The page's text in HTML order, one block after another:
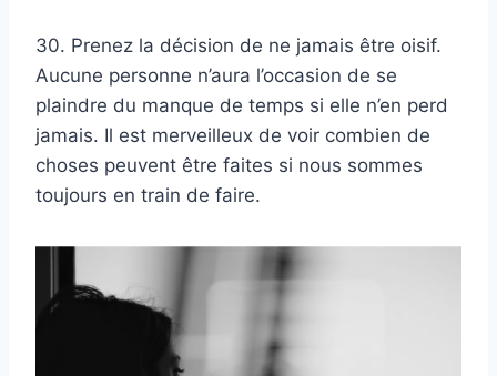
30. Prenez la décision de ne jamais être oisif.
Aucune personne n’aura l’occasion de se
plaindre du manque de temps si elle n’en perd
jamais. Il est merveilleux de voir combien de
choses peuvent être faites si nous sommes
toujours en train de faire.